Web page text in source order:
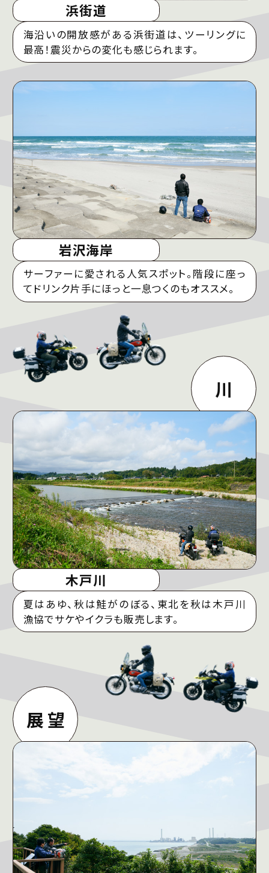
浜街道
海沿いの開放感がある浜街道は、ツーリングに
最高！震災からの変化も感じられます。
岩沢海岸
サーファーに愛される人気スポット。階段に座っ
てドリンク片手にほっと一息つくのもオススメ。
川
木戸川
夏はあゆ、秋は鮭がのぼる、東北を秋は木戸川
漁協でサケやイクラも販売します。
展望